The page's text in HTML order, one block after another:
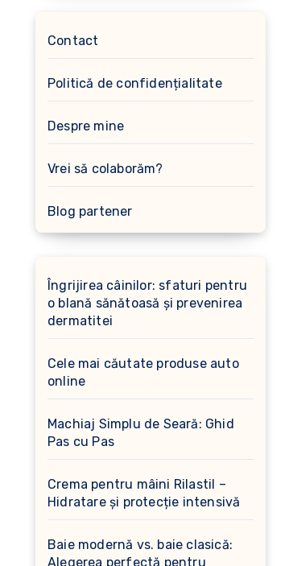
Contact
Politică de confidențialitate
Despre mine
Vrei să colaborăm?
Blog partener
Îngrijirea câinilor: sfaturi pentru
o blană sănătoasă și prevenirea
dermatitei
Cele mai căutate produse auto
online
Machiaj Simplu de Seară: Ghid
Pas cu Pas
Crema pentru mâini Rilastil –
Hidratare și protecție intensivă
Baie modernă vs. baie clasică:
Alegerea perfectă pentru